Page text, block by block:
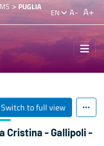
> PUGLIA
EN A- A+
Switch to full view
Cristina - Gallipoli -